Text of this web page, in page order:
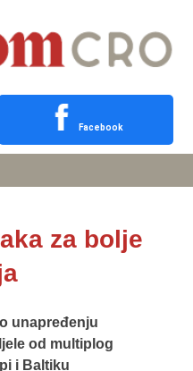
Facebook
za bolje
unapređenju
od multiplog
i Baltiku